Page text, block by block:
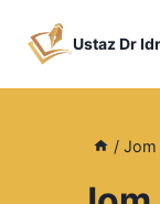
Ustaz Dr
/ Jom